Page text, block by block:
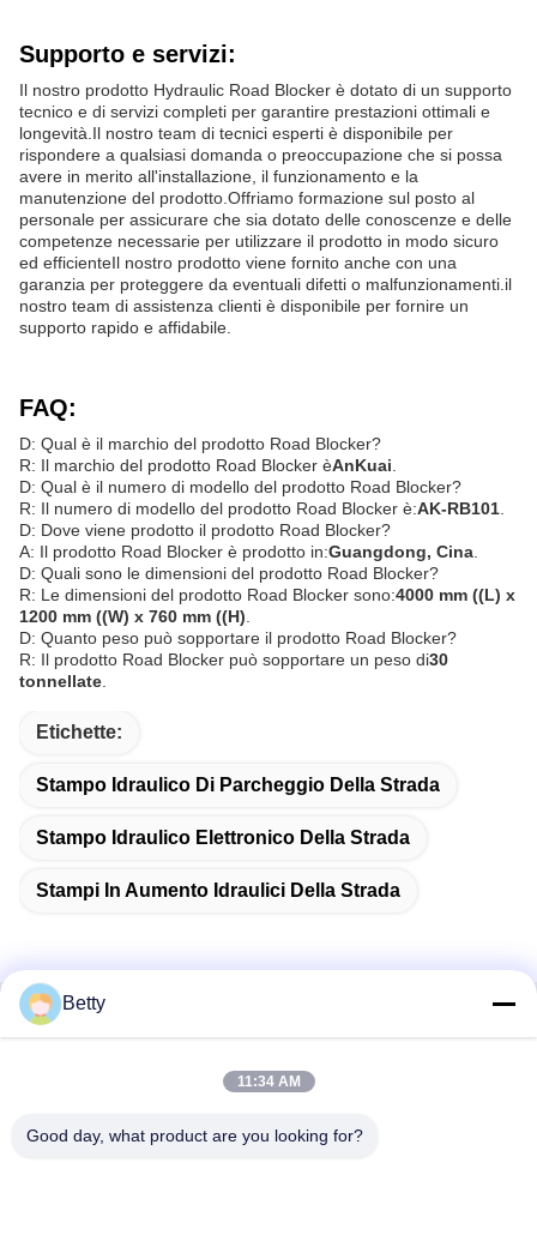
Supporto e servizi:
Il nostro prodotto Hydraulic Road Blocker è dotato di un supporto
tecnico e di servizi completi per garantire prestazioni ottimali e
longevità.Il nostro team di tecnici esperti è disponibile per
rispondere a qualsiasi domanda o preoccupazione che si possa
avere in merito all'installazione, il funzionamento e la
manutenzione del prodotto.Offriamo formazione sul posto al
personale per assicurare che sia dotato delle conoscenze e delle
competenze necessarie per utilizzare il prodotto in modo sicuro
ed efficienteIl nostro prodotto viene fornito anche con una
garanzia per proteggere da eventuali difetti o malfunzionamenti.il
nostro team di assistenza clienti è disponibile per fornire un
supporto rapido e affidabile.
FAQ:
D: Qual è il marchio del prodotto Road Blocker?
R: Il marchio del prodotto Road Blocker èAnKuai
D: Qual è il numero di modello del prodotto Road Blocker?
R: Il numero di modello del prodotto Road Blocker è:AK-RB101
D: Dove viene prodotto il prodotto Road Blocker?
A: Il prodotto Road Blocker è prodotto in:Guangdong, Cina
D: Quali sono le dimensioni del prodotto Road Blocker?
R: Le dimensioni del prodotto Road Blocker sono:4000 mm ((L) x
1200 mm ((W) x 760 mm ((H)
D: Quanto peso può sopportare il prodotto Road Blocker?
R: Il prodotto Road Blocker può sopportare un peso di30
tonnellate
Etichette:
Stampo Idraulico Di Parcheggio Della Strada
Stampo Idraulico Elettronico Della Strada
Stampi In Aumento Idraulici Della Strada
Contatto rapido
No. 106, strada del sud di Tangtian, città di Tangxia,
Betty
11:34 AM
Good day, what product are you looking for?